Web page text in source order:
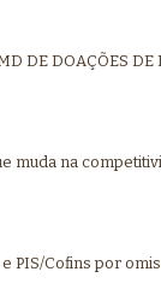
DE DOAÇÕES DE
muda na
e PIS/Cofins por